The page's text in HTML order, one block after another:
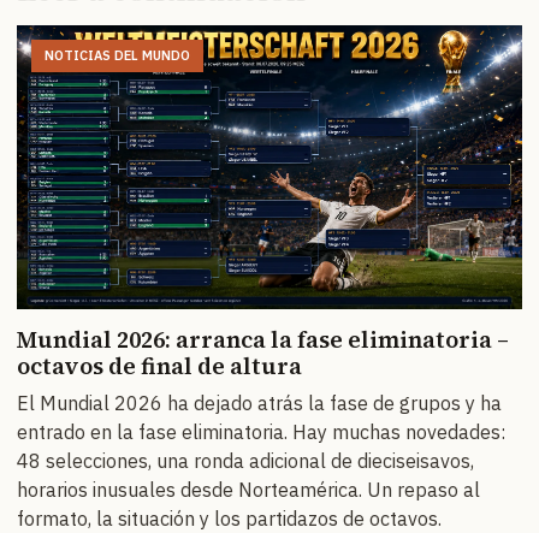
NOTICIAS DEL MUNDO
Mundial 2026: arranca la fase eliminatoria –
octavos de final de altura
El Mundial 2026 ha dejado atrás la fase de grupos y ha
entrado en la fase eliminatoria. Hay muchas novedades:
48 selecciones, una ronda adicional de dieciseisavos,
horarios inusuales desde Norteamérica. Un repaso al
formato, la situación y los partidazos de octavos.